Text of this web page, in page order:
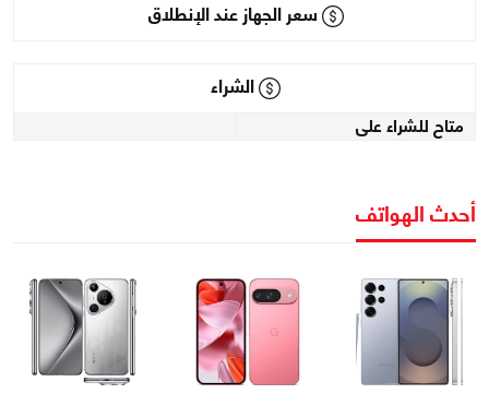
سعر الجهاز عند الإنطلاق
الشراء
متاح للشراء على
أحدث الهواتف